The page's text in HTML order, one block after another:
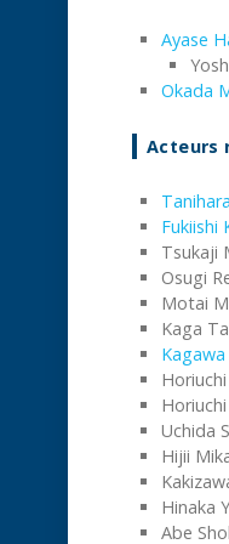
Ayase
Okada
Acteurs
Fukiishi
Tsukaji
Osugi
Motai
Kaga
Uchida
Hijii
Hinaka
Abe